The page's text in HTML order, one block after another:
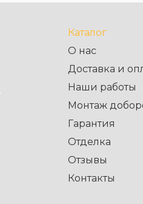
Каталог
О нас
Доставка и
Наши работы
Монтаж
Гарантия
Отделка
Отзывы
Контакты